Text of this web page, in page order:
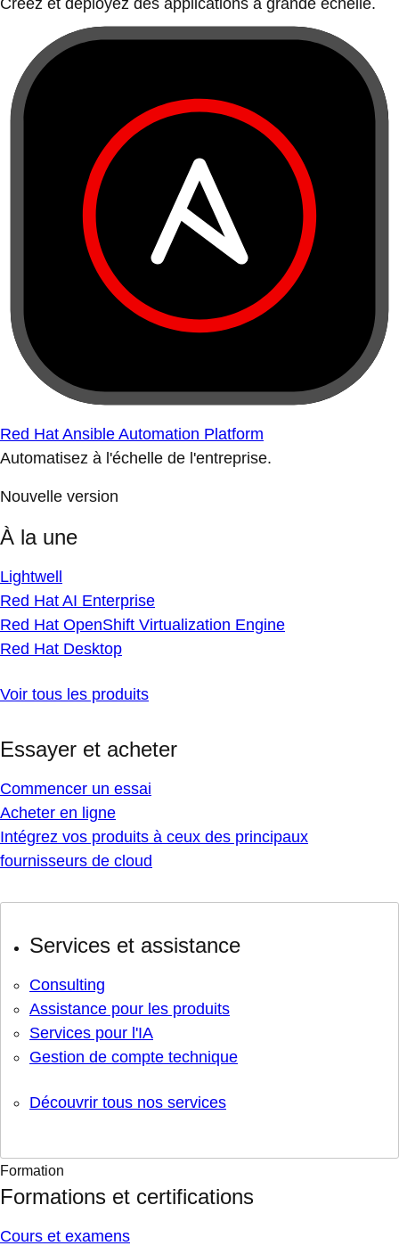
Créez et déployez des applications à grande échelle.
Red Hat Ansible Automation Platform
Automatisez à l'échelle de l'entreprise.
Nouvelle version
À la une
Lightwell
Red Hat AI Enterprise
Red Hat OpenShift Virtualization Engine
Red Hat Desktop
Voir tous les produits
Essayer et acheter
Commencer un essai
Acheter en ligne
Intégrez vos produits à ceux des principaux
fournisseurs de cloud
Services et assistance
Consulting
Assistance pour les produits
Services pour l'IA
Gestion de compte technique
Découvrir tous nos services
Formation
Formations et certifications
Cours et examens